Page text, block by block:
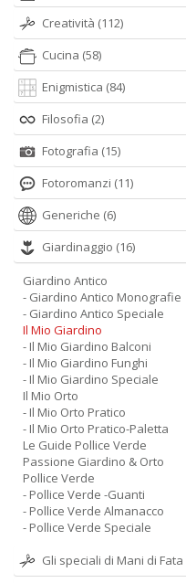
Creatività (112)
Cucina (58)
Enigmistica (84)
Filosofia (2)
Fotografia (15)
Fotoromanzi (11)
Generiche (6)
Giardinaggio (16)
Giardino Antico
- Giardino Antico Monografie
- Giardino Antico Speciale
Il Mio Giardino
- Il Mio Giardino Balconi
- Il Mio Giardino Funghi
- Il Mio Giardino Speciale
Il Mio Orto
- Il Mio Orto Pratico
- Il Mio Orto Pratico-Paletta
Le Guide Pollice Verde
Passione Giardino & Orto
Pollice Verde
- Pollice Verde -Guanti
- Pollice Verde Almanacco
- Pollice Verde Speciale
Gli speciali di Mani di Fata